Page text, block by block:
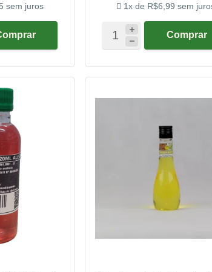
sem juros
1x de R$6,99 sem
Comprar